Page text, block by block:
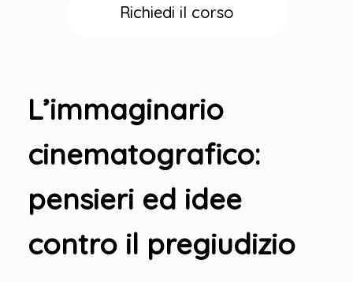
Richiedi il corso
L’immaginario
cinematografico:
pensieri ed idee
contro il pregiudizio